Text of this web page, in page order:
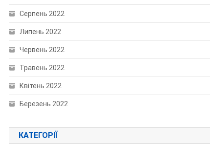
Серпень 2022
Липень 2022
Червень 2022
Травень 2022
Квітень 2022
Березень 2022
КАТЕГОРІЇ